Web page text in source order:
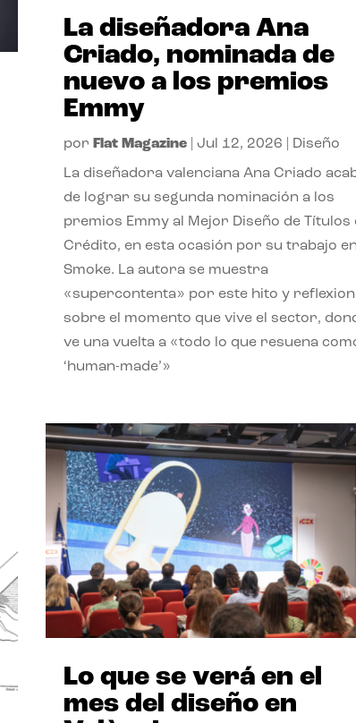
La diseñadora Ana
Criado, nominada de
nuevo a los premios
Emmy
por Flat Magazine| Jul 12, 2026 Diseño
La diseñadora valenciana Ana Criado
de lograr su segunda nominación a los
premios Emmy al Mejor Diseño de Títulos
Crédito, en esta ocasión por su trabajo
Smoke. La autora se muestra
«supercontenta» por este hito y
sobre el momento que vive el sector,
ve una vuelta a «todo lo que resuena
‘human-made’»
Lo que se verá en el
mes del diseño en